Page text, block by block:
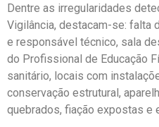
Dentre as irregularidades
Vigilância, destacam-se: falta
e responsável técnico, sala
do Profissional de Educação
sanitário, locais com
conservação estrutural,
quebrados, fiação expostas e